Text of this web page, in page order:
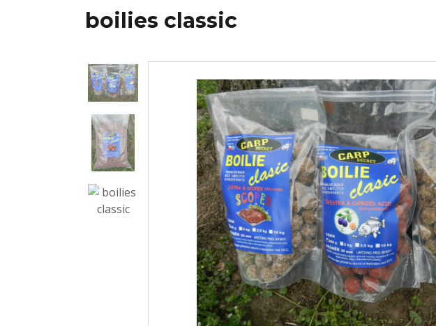
boilies classic